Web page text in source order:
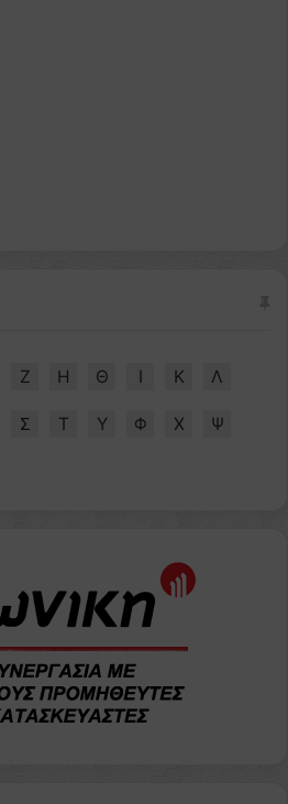
Ζ Η Θ Ι Κ Λ
Σ Τ Υ Φ Χ Ψ